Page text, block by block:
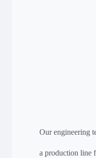
Our engineering
a production line